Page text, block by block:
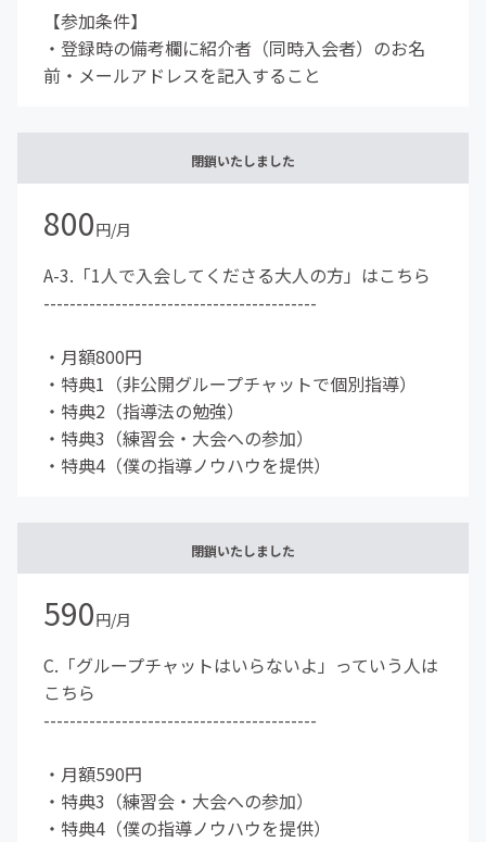
【参加条件】
・登録時の備考欄に紹介者（同時入会者）のお名
前・メールアドレスを記入すること
閉鎖いたしました
800円/月
A-3.「1人で入会してくださる大人の方」はこちら
------------------------------------------
・月額800円
・特典1（非公開グループチャットで個別指導）
・特典2（指導法の勉強）
・特典3（練習会・大会への参加）
・特典4（僕の指導ノウハウを提供）
閉鎖いたしました
590円/月
C.「グループチャットはいらないよ」っていう人は
こちら
------------------------------------------
・月額590円
・特典3（練習会・大会への参加）
・特典4（僕の指導ノウハウを提供）